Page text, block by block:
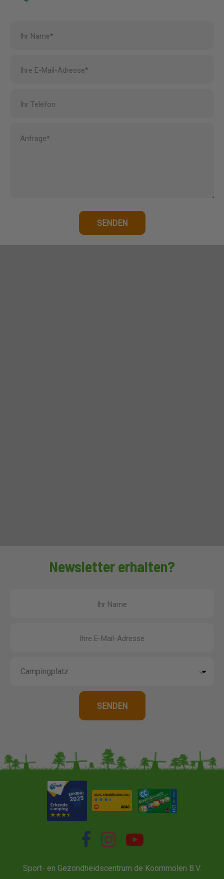
Ihr Name*
Ihre E-Mail-Adresse*
Ihr Telefon
Anfrage*
Newsletter erhalten?
Ihr Name
Ihre E-Mail-Adresse
Sport- en Gezondheidscentrum de Koornmolen B.V.